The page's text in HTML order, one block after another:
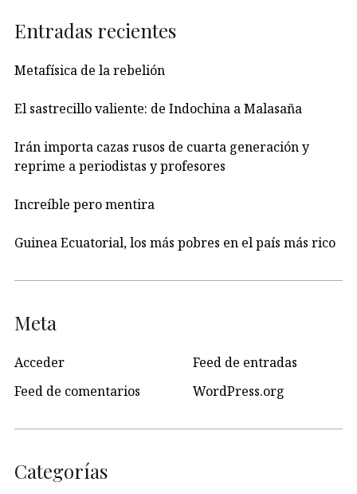
Entradas recientes
Metafísica de la rebelión
El sastrecillo valiente: de Indochina a Malasaña
Irán importa cazas rusos de cuarta generación y
reprime a periodistas y profesores
Increíble pero mentira
Guinea Ecuatorial, los más pobres en el país más rico
Meta
Acceder
Feed de entradas
Feed de comentarios
WordPress.org
Categorías